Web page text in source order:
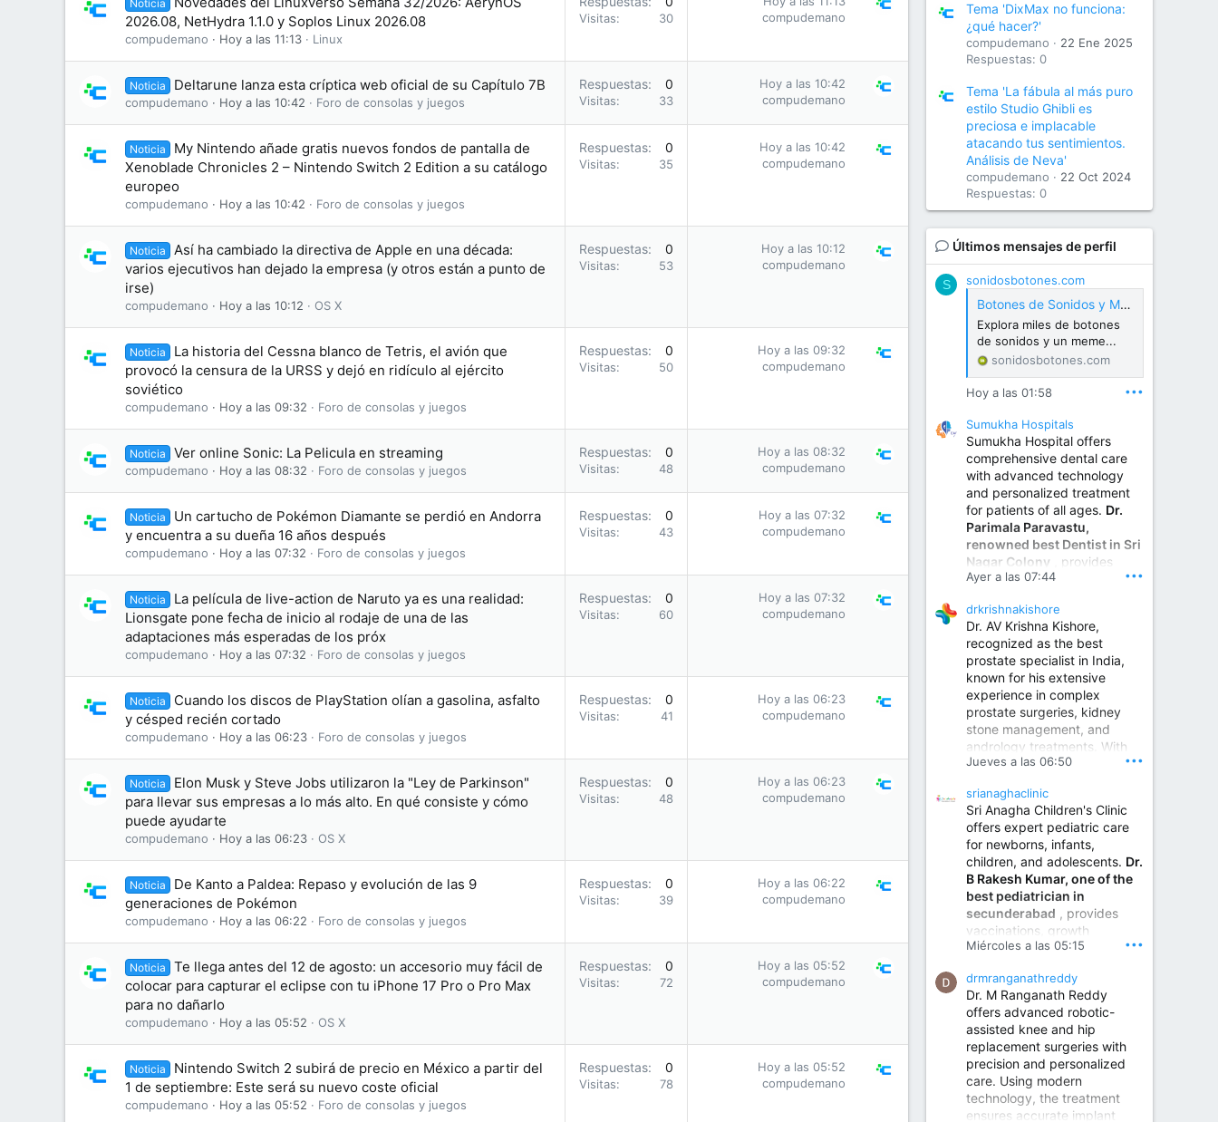
Noticia
2026.08, NetHydra 1.1.0 y Soplos Linux 2026.08
compudemano Hoy a las 11:13 Linux
Visitas 30
compudemano
Noticia Deltarune lanza esta críptica web oficial de su Capítulo 7B
compudemano Hoy a las 10:42 Foro de consolas y juegos
Respuestas 0
Visitas 33
Hoy a las 10:42
compudemano
Noticia
My Nintendo añade gratis nuevos fondos de pantalla de
Xenoblade Chronicles 2 – Nintendo Switch 2 Edition a su catálogo
europeo
compudemano Hoy a las 10:42 Foro de consolas y juegos
Respuestas 0
Visitas 35
Hoy a las 10:42
compudemano
Noticia
Así ha cambiado la directiva de Apple en una década:
varios ejecutivos han dejado la empresa (y otros están a punto de
irse)
compudemano Hoy a las 10:12 OS X
Respuestas 0
Visitas 53
Hoy a las 10:12
compudemano
Noticia
La historia del Cessna blanco de Tetris, el avión que
provocó la censura de la URSS y dejó en ridículo al ejército
soviético
compudemano Hoy a las 09:32 Foro de consolas y juegos
Respuestas 0
Visitas 50
Hoy a las 09:32
compudemano
Noticia Ver online Sonic: La Pelicula en streaming
compudemano Hoy a las 08:32 Foro de consolas y juegos
Respuestas 0
Visitas 48
Hoy a las 08:32
compudemano
Noticia
Un cartucho de Pokémon Diamante se perdió en Andorra
y encuentra a su dueña 16 años después
compudemano Hoy a las 07:32 Foro de consolas y juegos
Respuestas 0
Visitas 43
Hoy a las 07:32
compudemano
Noticia
La película de live-action de Naruto ya es una realidad:
Lionsgate pone fecha de inicio al rodaje de una de las
adaptaciones más esperadas de los próx
compudemano Hoy a las 07:32 Foro de consolas y juegos
Respuestas 0
Visitas 60
Hoy a las 07:32
compudemano
Noticia
Cuando los discos de PlayStation olían a gasolina, asfalto
y césped recién cortado
compudemano Hoy a las 06:23 Foro de consolas y juegos
Respuestas 0
Visitas 41
Hoy a las 06:23
compudemano
Noticia
Elon Musk y Steve Jobs utilizaron la "Ley de Parkinson"
para llevar sus empresas a lo más alto. En qué consiste y cómo
puede ayudarte
compudemano Hoy a las 06:23 OS X
Respuestas 0
Visitas 48
Hoy a las 06:23
compudemano
Noticia
De Kanto a Paldea: Repaso y evolución de las 9
generaciones de Pokémon
compudemano Hoy a las 06:22 Foro de consolas y juegos
Respuestas 0
Visitas 39
Hoy a las 06:22
compudemano
Noticia
Te llega antes del 12 de agosto: un accesorio muy fácil de
colocar para capturar el eclipse con tu iPhone 17 Pro o Pro Max
para no dañarlo
compudemano Hoy a las 05:52 OS X
Respuestas 0
Visitas 72
Hoy a las 05:52
compudemano
Noticia
Nintendo Switch 2 subirá de precio en México a partir del
1 de septiembre: Este será su nuevo coste oficial
compudemano Hoy a las 05:52 Foro de consolas y juegos
Respuestas 0
Visitas 78
Hoy a las 05:52
compudemano
Tema 'DixMax no funciona:
¿qué hacer?'
compudemano
22 Ene 2025
Respuestas: 0
Tema 'La fábula al más puro
estilo Studio Ghibli es
preciosa e implacable
atacando tus sentimientos.
Análisis de Neva'
compudemano
22 Oct 2024
Respuestas: 0
Últimos mensajes de perfil
S sonidosbotones.com
Botones de Sonidos y Meme Soundboard Gratis
Explora miles de botones
de sonidos y un meme...
sonidosbotones.com
Hoy a las 01:58 •••
Sumukha Hospitals
Sumukha Hospital offers
comprehensive dental care
with advanced technology
and personalized treatment
for patients of all ages. Dr.
Parimala Paravastu,
renowned best Dentist in Sri
Nagar Colony , provides
expert care for tooth pain,
treatment, dental implants,
smile designing, cosmetic
dentistry.
Sumukha Hospital | Ear, Nose & Throat, Dental & Maxillofacial Surgery Center
www.sumukhahospitals.co
m
Ayer a las 07:44 •••
drkrishnakishore
Dr. AV Krishna Kishore,
recognized as the best
prostate specialist in India,
known for his extensive
experience in complex
prostate surgeries, kidney
stone management, and
andrology treatments. With
years of surgical practice and
invasive and robotic
techniques.
Best Urologist in Vijayawada | Urology Specialist in Vijayawada
Dr. A. V. Krishna Kishore,
the Best Urologist...
www.drkrishnakishore.com
Jueves a las 06:50 •••
srianaghaclinic
Sri Anagha Children's Clinic
offers expert pediatric care
for newborns, infants,
children, and adolescents. Dr.
B Rakesh Kumar, one of the
best pediatrician in
secunderabad , provides
vaccinations, growth
monitoring, newborn care,
illnesses, nutrition guidance,
and preventive healthcare in
a child-friendly environment.
Children Hospital in Secunderabad | Best Pediatrician in Hyderabad | Neonatologist in Medchal
Our pediatrician and
Neonatologist team at...
Miércoles a las 05:15 •••
drmranganathreddy
Dr. M Ranganath Reddy
offers advanced robotic-
assisted knee and hip
replacement surgeries with
precision and personalized
care. Using modern
technology, the treatment
ensures accurate implant